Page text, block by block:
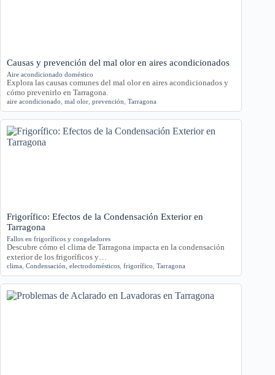
Causas y prevención del mal olor en aires acondicionados
Aire acondicionado doméstico
Explora las causas comunes del mal olor en aires acondicionados y
cómo prevenirlo en Tarragona.
aire acondicionado mal olor prevención Tarragona
Frigorífico: Efectos de la Condensación Exterior en
Tarragona
Fallos en frigoríficos y congeladores
Descubre cómo el clima de Tarragona impacta en la condensación
exterior de los frigoríficos y…
clima Condensación electrodomésticos frigorífico Tarragona